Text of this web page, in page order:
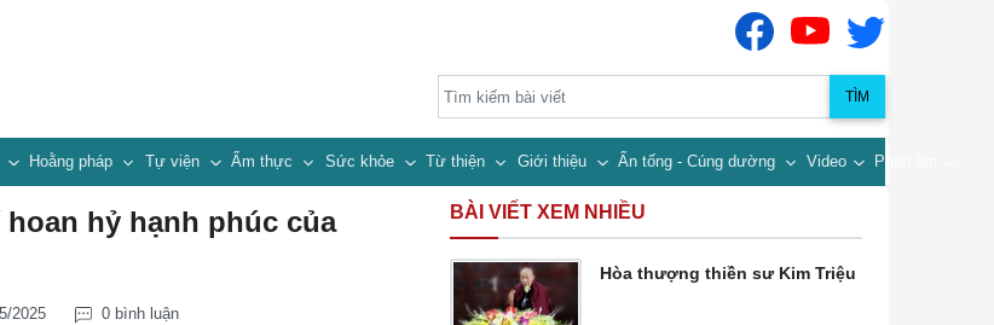
TÌM
Hoằng pháp Tự viện Ẩm thực Sức khỏe Từ thiện Giới thiệu Ấn tống - Cúng dường Video Pháp âm
hỷ hạnh phúc của
2025 0 bình luận
BÀI VIẾT XEM NHIỀU
Hòa thượng thiền sư Kim Triệu